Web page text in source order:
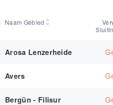
Naam Gebied
Arosa Lenzerheide
Avers
Bergün - Filisur